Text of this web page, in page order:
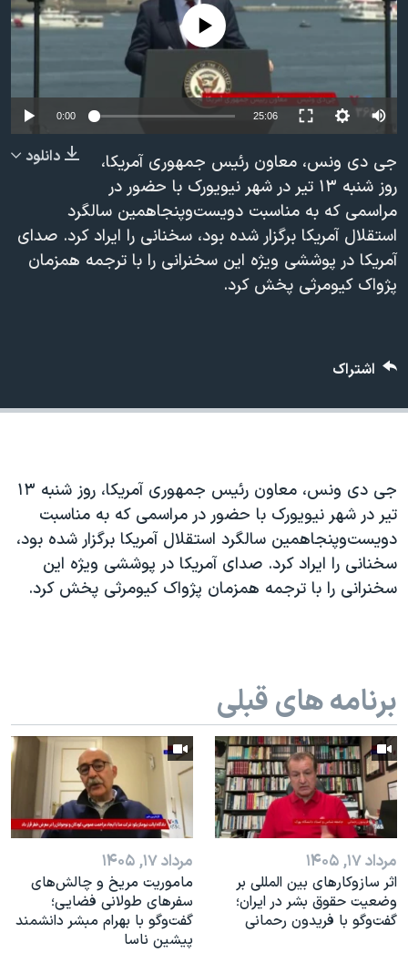
فرهنگ و زندگی
علم و فناوری
گالری عکس
آرشیو پخش زنده
مستندها
انتخابات ریاست جمهوری آمریکا ۲۰۲۴
حمله جمهوری اسلامی به اسرائیل
رمز مهسا
اعتراضات زن، زندگی، آزادی
مجموعه مستندهای دادخواهی
تریبونال مردمی آبان ۹۸
دادگاه حمید نوری
اعتراضات مردمی آبان ۹۸
اسرائیل در جنگ
صفحه‌های ویژه
سفر پرزیدنت ترامپ به چین
دنبال کنید
زبانهای مختلف
Auto
240p
360p
480p
720p
1080p
No media source currently available
0:00 25:06
360p
480p
720p
1080p
دانلود
جی دی ونس، معاون رئیس جمهوری آمریکا،
روز شنبه ۱۳ تیر در شهر نیویورک با حضور در
مراسمی که به مناسبت دویست‌و‌پنجاهمین سالگرد
استقلال آمریکا برگزار شده بود، سخنانی را ایراد کرد. صدای
آمریکا در پوششی ویژه این سخنرانی را با ترجمه همزمان
پژواک کیومرثی پخش کرد.
اشتراک
جی دی ونس، معاون رئیس جمهوری آمریکا، روز شنبه ۱۳
تیر در شهر نیویورک با حضور در مراسمی که به مناسبت
دویست‌و‌پنجاهمین سالگرد استقلال آمریکا برگزار شده بود،
سخنانی را ایراد کرد. صدای آمریکا در پوششی ویژه این
سخنرانی را با ترجمه همزمان پژواک کیومرثی پخش کرد.
برنامه های قبلی
مرداد ۱۷, ۱۴۰۵
اثر ساز‌و‌کارهای بین المللی بر
وضعیت حقوق بشر در ایران؛
گفت‌وگو با فریدون رحمانی
مرداد ۱۷, ۱۴۰۵
ماموریت مریخ و چالش‌های
سفرهای طولانی فضایی؛
گفت‌وگو با بهرام مبشر دانشمند
پیشین ناسا